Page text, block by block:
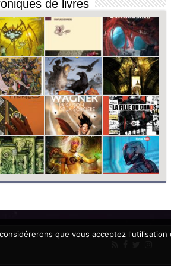
de livres
que vous acceptez l'utilisation